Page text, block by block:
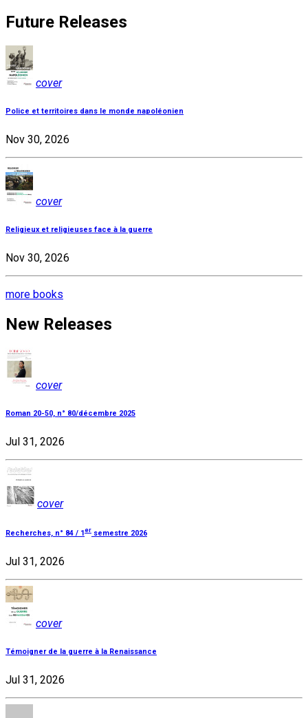
Future Releases
cover
Police et territoires dans le monde napoléonien
Nov 30, 2026
cover
Religieux et religieuses face à la guerre
Nov 30, 2026
more books
New Releases
cover
Roman 20-50, n° 80/décembre 2025
Jul 31, 2026
cover
Recherches, n° 84 / 1 er semestre 2026
Jul 31, 2026
cover
Témoigner de la guerre à la Renaissance
Jul 31, 2026